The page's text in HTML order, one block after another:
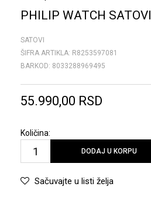
PHILIP WATCH SATOVI
SATOVI
ŠIFRA ARTIKLA: R8253597081
BARKOD: 8033288969495
55.990,00 RSD
Količina:
DODAJ U KORPU
Sačuvajte u listi želja